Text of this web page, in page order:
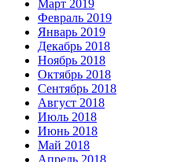
Март 2019
Февраль 2019
Январь 2019
Декабрь 2018
Ноябрь 2018
Октябрь 2018
Сентябрь 2018
Август 2018
Июль 2018
Июнь 2018
Май 2018
Апрель 2018